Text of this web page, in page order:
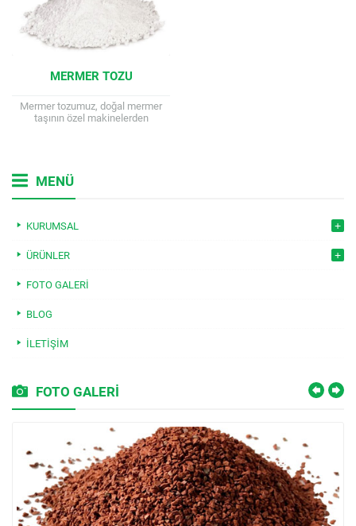
MERMER TOZU
Mermer tozumuz, doğal mermer
taşının özel makinelerden
MENÜ
KURUMSAL
ÜRÜNLER
FOTO GALERI
BLOG
İLETIŞIM
FOTO GALERİ